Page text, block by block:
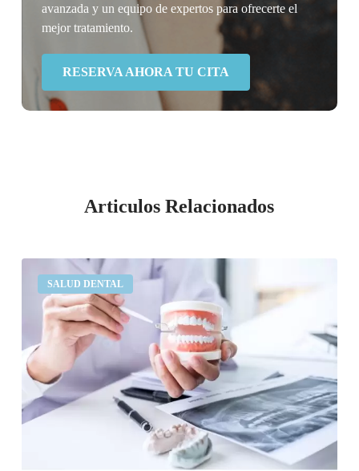
avanzada y un equipo de expertos para ofrecerte el
mejor tratamiento.
RESERVA AHORA TU CITA
Articulos Relacionados
SALUD DENTAL
hueso
síntomas,
causas
y
soluciones